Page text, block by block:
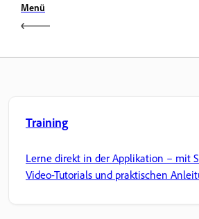
Menü
Training
Lerne direkt in der Applikation – mit
Video-Tutorials und praktischen